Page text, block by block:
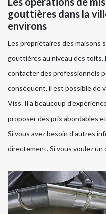
gouttières dans la
environs
Les propriétaires des maisons
gouttières au niveau des toits.
contacter des professionnels
conséquent, il est possible de
Viss. Il a beaucoup
proposer des prix abordables
Si vous avez besoin d'autres
directement. Si vous voulez